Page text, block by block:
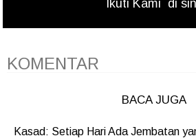
Ikuti Kami di
KOMENTAR
BACA JUGA
Kasad: Setiap Hari Ada Jembatan